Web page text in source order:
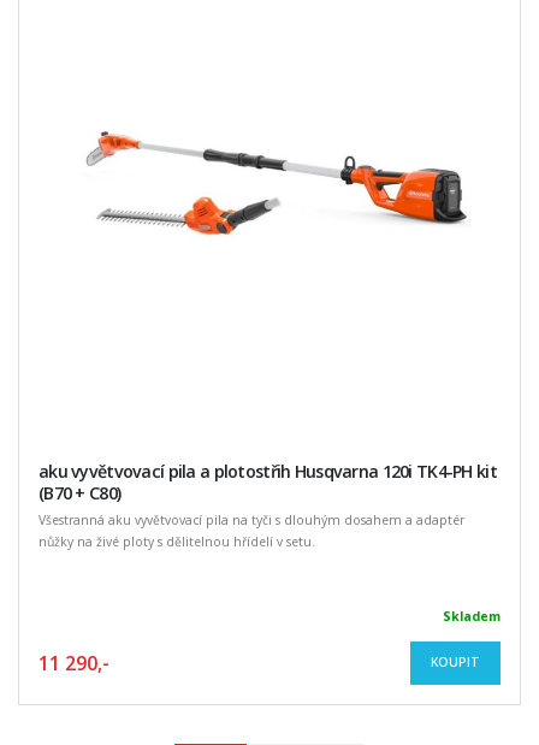
aku vyvětvovací pila a plotostřih Husqvarna 120i TK4-PH kit
(B70 + C80)
Všestranná aku vyvětvovací pila na tyči s dlouhým dosahem a adaptér
nůžky na živé ploty s dělitelnou hřídelí v setu.
Skladem
11 290,- KOUPIT